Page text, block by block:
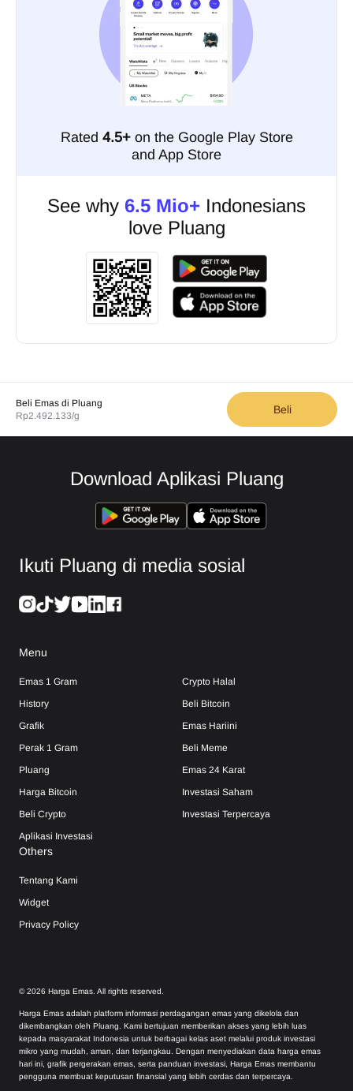
Rated 4.5+ on the Google Play Store
and App Store
See why 6.5 Mio+ Indonesians
love Pluang
Beli Emas di Pluang
Rp2.492.133/g Beli
Download Aplikasi Pluang
Ikuti Pluang di media sosial
Menu
Emas 1 Gram
History
Grafik
Perak 1 Gram
Pluang
Harga Bitcoin
Beli Crypto
Aplikasi Investasi
Crypto Halal
Beli Bitcoin
Emas Hariini
Beli Meme
Emas 24 Karat
Investasi Saham
Investasi Terpercaya
Others
Tentang Kami
Widget
Privacy Policy
©2026 Harga Emas. All rights reserved.
Harga Emas adalah platform informasi perdagangan emas yang dikelola dan
dikembangkan oleh Pluang. Kami bertujuan memberikan akses yang lebih luas
kepada masyarakat Indonesia untuk berbagai kelas aset melalui produk investasi
mikro yang mudah, aman, dan terjangkau. Dengan menyediakan data harga emas
hari ini, grafik pergerakan emas, serta panduan investasi, Harga Emas membantu
pengguna membuat keputusan finansial yang lebih cerdas dan terpercaya.